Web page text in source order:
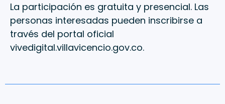
La participación es gratuita y presencial. Las
personas interesadas pueden inscribirse a
través del portal oficial
vivedigital.villavicencio.gov.co.